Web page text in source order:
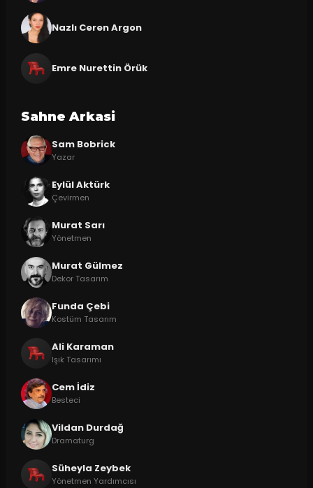
Nazlı Ceren Argon
Emre Nurettin Örük
Sahne Arkasi
Sam Bobrick
Yazar
Eylül Aktürk
Çevirmen
Murat Sarı
Yönetmen
Murat Gülmez
Dekor Tasarım
Funda Çebi
Kostüm Tasarım
Ali Karaman
Işık Tasarımı
Cem İdiz
Besteci
Vildan Durdağ
Dramaturg
Süheyla Zeybek
Yönetmen Yardımcısı